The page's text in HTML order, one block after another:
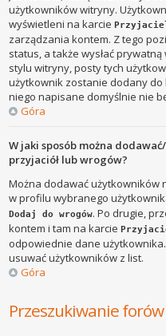
użytkowników witryny.
wyświetleni na karcie
zarządzania kontem. Z tego
status, a także wysłać
stylu witryny, posty tych
użytkownik zostanie dodany
niego napisane domyślnie nie
Góra
W jaki sposób można
przyjaciół lub wrogów?
Można dodawać użytkowników
w profilu wybranego
Dodaj do wrogów. Po drugie,
kontem i tam na karcie
odpowiednie dane
usuwać użytkowników z list.
Góra
Przeszukiwanie forów